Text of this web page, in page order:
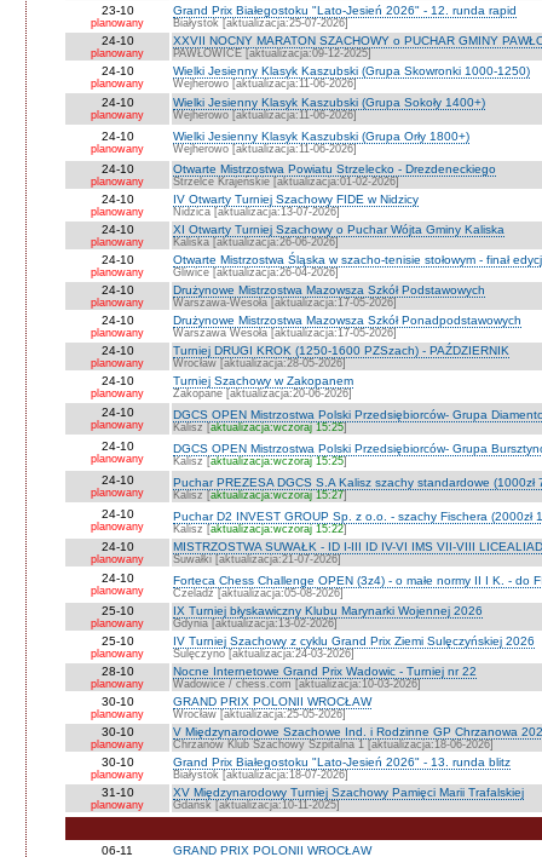
23-10
planowany
Grand Prix Białegostoku "Lato-Jesień 2026" - 12. runda rapid
Białystok [aktualizacja:25-07-2026]
24-10
planowany
XXVII NOCNY MARATON SZACHOWY o PUCHAR GMINY
PAWŁOWICE [aktualizacja:09-12-2025]
24-10
planowany
Wielki Jesienny Klasyk Kaszubski (Grupa Skowronki 1000-1250)
Wejherowo [aktualizacja:11-06-2026]
24-10
planowany
Wielki Jesienny Klasyk Kaszubski (Grupa Sokoły 1400+)
Wejherowo [aktualizacja:11-06-2026]
24-10
planowany
Wielki Jesienny Klasyk Kaszubski (Grupa Orły 1800+)
Wejherowo [aktualizacja:11-06-2026]
24-10
planowany
Otwarte Mistrzostwa Powiatu Strzelecko - Drezdeneckiego
Strzelce Krajeńskie [aktualizacja:01-02-2026]
24-10
planowany
IV Otwarty Turniej Szachowy FIDE w Nidzicy
Nidzica [aktualizacja:13-07-2026]
24-10
planowany
XI Otwarty Turniej Szachowy o Puchar Wójta Gminy Kaliska
Kaliska [aktualizacja:26-06-2026]
24-10
planowany
Otwarte Mistrzostwa Śląska w szacho-tenisie stołowym - finał
Gliwice [aktualizacja:26-04-2026]
24-10
planowany
Drużynowe Mistrzostwa Mazowsza Szkół Podstawowych
Warszawa-Wesoła [aktualizacja:17-05-2026]
24-10
planowany
Drużynowe Mistrzostwa Mazowsza Szkół Ponadpodstawowych
Warszawa Wesoła [aktualizacja:17-05-2026]
24-10
planowany
Turniej DRUGI KROK (1250-1600 PZSzach) - PAŹDZIERNIK
Wrocław [aktualizacja:28-05-2026]
24-10
planowany
Turniej Szachowy w Zakopanem
Zakopane [aktualizacja:20-06-2026]
24-10
planowany
DGCS OPEN Mistrzostwa Polski Przedsiębiorców- Grupa
Kalisz [aktualizacja:wczoraj 15:25]
24-10
planowany
DGCS OPEN Mistrzostwa Polski Przedsiębiorców- Grupa
Kalisz [aktualizacja:wczoraj 15:25]
24-10
planowany
Puchar PREZESA DGCS S.A Kalisz szachy standardowe (1000zł
Kalisz [aktualizacja:wczoraj 15:27]
24-10
planowany
Puchar D2 INVEST GROUP Sp. z o.o. - szachy Fischera (2000zł
Kalisz [aktualizacja:wczoraj 15:22]
24-10
planowany
MISTRZOSTWA SUWAŁK - ID I-III ID IV-VI IMS VII-VIII
Suwałki [aktualizacja:21-07-2026]
24-10
planowany
Forteca Chess Challenge OPEN (3z4) - o małe normy II I K. - do
Czeladź [aktualizacja:05-08-2026]
25-10
planowany
IX Turniej błyskawiczny Klubu Marynarki Wojennej 2026
Gdynia [aktualizacja:13-02-2026]
25-10
planowany
IV Turniej Szachowy z cyklu Grand Prix Ziemi Sulęczyńskiej 2026
Sulęczyno [aktualizacja:24-03-2026]
28-10
planowany
Nocne Internetowe Grand Prix Wadowic - Turniej nr 22
Wadowice / chess.com [aktualizacja:10-03-2026]
30-10
planowany
GRAND PRIX POLONII WROCŁAW
Wrocław [aktualizacja:25-05-2026]
30-10
planowany
V Międzynarodowe Szachowe Ind. i Rodzinne GP Chrzanowa
Chrzanów Klub Szachowy Szpitalna 1 [aktualizacja:18-06-2026]
30-10
planowany
Grand Prix Białegostoku "Lato-Jesień 2026" - 13. runda blitz
Białystok [aktualizacja:18-07-2026]
31-10
planowany
XV Międzynarodowy Turniej Szachowy Pamięci Marii Trafalskiej
Gdańsk [aktualizacja:10-11-2025]
06-11 GRAND PRIX POLONII WROCŁAW